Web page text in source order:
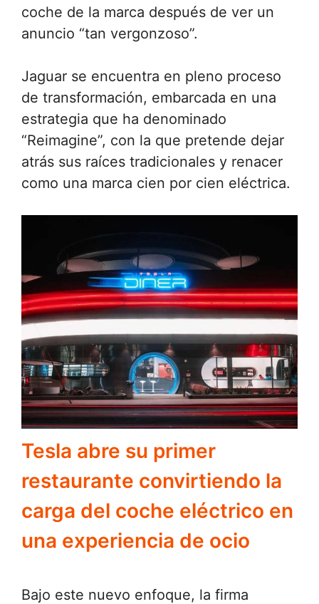
coche de la marca después de ver un
anuncio “tan vergonzoso”.
Jaguar se encuentra en pleno proceso
de transformación, embarcada en una
estrategia que ha denominado
“Reimagine”, con la que pretende dejar
atrás sus raíces tradicionales y renacer
como una marca cien por cien eléctrica.
Tesla abre su primer
restaurante convirtiendo la
carga del coche eléctrico en
una experiencia de ocio
Bajo este nuevo enfoque, la firma